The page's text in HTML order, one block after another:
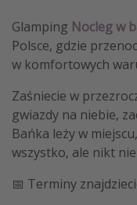
Newsy, ciekawostki,
Najlepsze aplikacje
Kalendarz podróży
Glamping Nocleg w
Polsce, gdzie
w komfortowych
Zaśniecie w
gwiazdy na niebie,
Bańka leży w
wszystko, ale nikt
📅 Terminy